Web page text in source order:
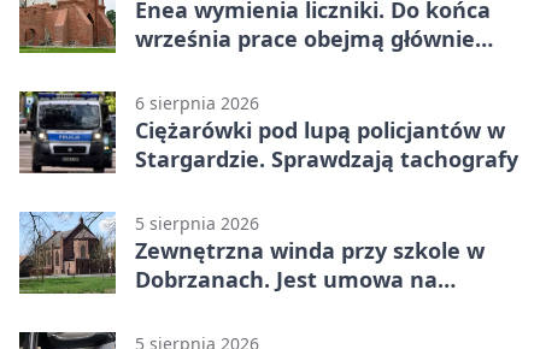
Enea wymienia liczniki. Do końca
września prace obejmą głównie
6 sierpnia 2026
Ciężarówki pod lupą policjantów w
Stargardzie. Sprawdzają tachografy
5 sierpnia 2026
Zewnętrzna winda przy szkole w
Dobrzanach. Jest umowa na
5 sierpnia 2026